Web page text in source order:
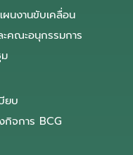
นงานขับเคลื่อน
คณะอนุกรรมการ
ยบ
กิจการ BCG